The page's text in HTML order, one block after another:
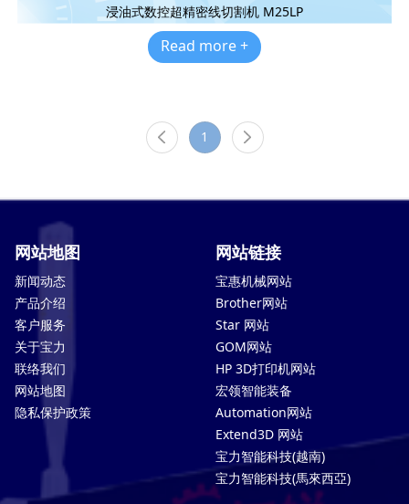
浸油式数控超精密线切割机 M25LP
Read more +
1
网站地图
新闻动态
产品介绍
客户服务
关于宝力
联络我们
网站地图
隐私保护政策
网站链接
宝惠机械网站
Brother网站
Star 网站
GOM网站
HP 3D打印机网站
宏领智能装备
Automation网站
Extend3D 网站
宝力智能科技(越南)
宝力智能科技(馬來西亞)